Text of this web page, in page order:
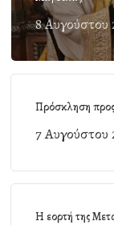
8 Αυγούστου
Πρόσκληση προς
7 Αυγούστου
Η εορτή της